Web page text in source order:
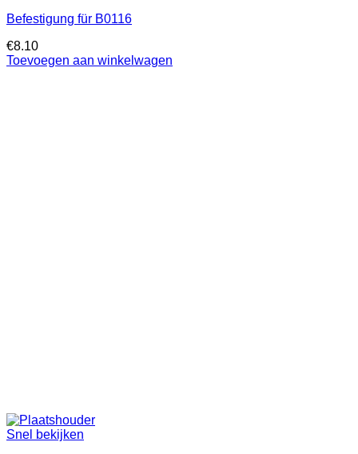
Befestigung für B0116
€8.10
Toevoegen aan winkelwagen
Snel bekijken